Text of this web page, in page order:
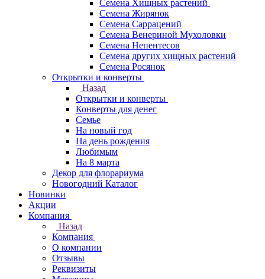
Семена Хищных растений
Семена Жирянок
Семена Саррацений
Семена Венериной Мухоловки
Семена Непентесов
Семена других хищных растений
Семена Росянок
Открытки и конверты
Назад
Открытки и конверты
Конверты для денег
Семье
На новый год
На день рождения
Любимым
На 8 марта
Декор для флорариума
Новогодний Каталог
Новинки
Акции
Компания
Назад
Компания
О компании
Отзывы
Реквизиты